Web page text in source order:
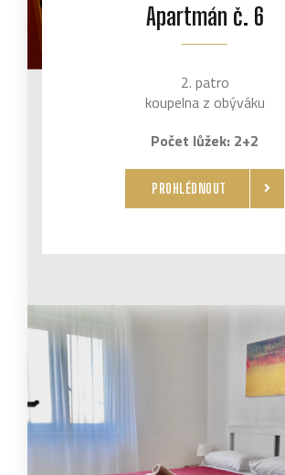
Apartmán č. 6
2. patro
koupelna z obýváku
Počet lůžek: 2+2
PROHLÉDNOUT